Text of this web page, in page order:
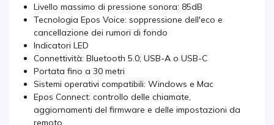
Livello massimo di pressione sonora: 85dB
Tecnologia Epos Voice: soppressione dell'eco e
cancellazione dei rumori di fondo
Indicatori LED
Connettività: Bluetooth 5.0; USB-A o USB-C
Portata fino a 30 metri
Sistemi operativi compatibili: Windows e Mac
Epos Connect: controllo delle chiamate,
aggiornamenti del firmware e delle impostazioni da
remoto